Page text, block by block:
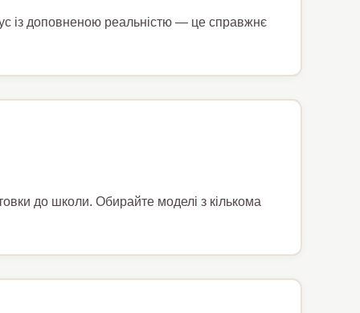
із доповненою реальністю — це справжнє
до школи. Обирайте моделі з кількома